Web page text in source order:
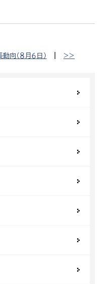
向（８月６日） >>